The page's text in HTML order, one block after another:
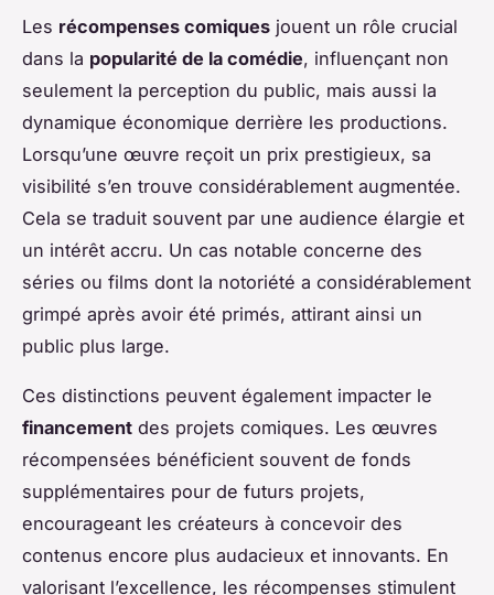
Les récompenses comiques jouent un rôle crucial
dans la popularité de la comédie, influençant non
seulement la perception du public, mais aussi la
dynamique économique derrière les productions.
Lorsqu’une œuvre reçoit un prix prestigieux, sa
visibilité s’en trouve considérablement augmentée.
Cela se traduit souvent par une audience élargie et
un intérêt accru. Un cas notable concerne des
séries ou films dont la notoriété a considérablement
grimpé après avoir été primés, attirant ainsi un
public plus large.
Ces distinctions peuvent également impacter le
financement des projets comiques. Les œuvres
récompensées bénéficient souvent de fonds
supplémentaires pour de futurs projets,
encourageant les créateurs à concevoir des
contenus encore plus audacieux et innovants. En
valorisant l’excellence, les récompenses stimulent